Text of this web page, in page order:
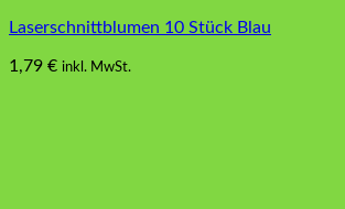
Laserschnittblumen 10 Stück Blau
1,79 € inkl. MwSt.